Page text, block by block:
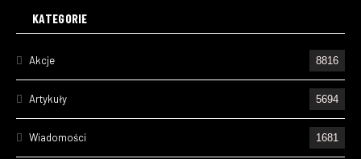
KATEGORIE
Akcje 8816
Artykuły 5694
Wiadomości 1681